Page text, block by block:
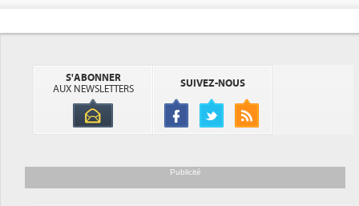
S'ABONNER
AUX NEWSLETTERS
SUIVEZ-NOUS
Publicité